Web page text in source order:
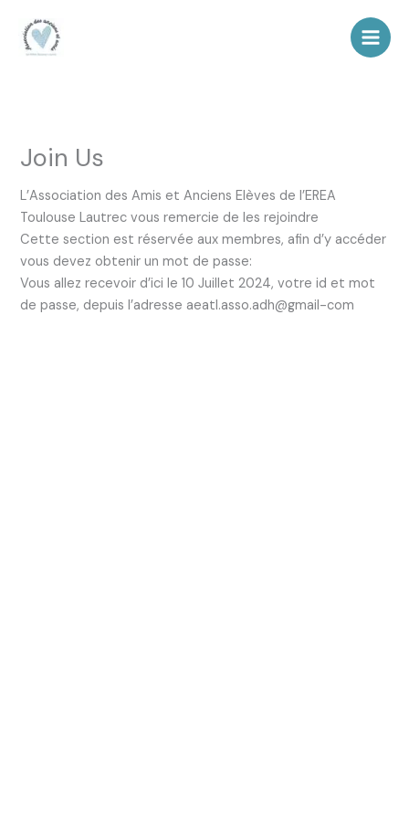
contenu
Join Us
L’Association des Amis et Anciens Elèves de l’EREA
Toulouse Lautrec vous remercie de les rejoindre
Cette section est réservée aux membres, afin d’y accéder
vous devez obtenir un mot de passe:
Vous allez recevoir d’ici le 10 Juillet 2024, votre id et mot
de passe, depuis l’adresse aeatl.asso.adh@gmail-com